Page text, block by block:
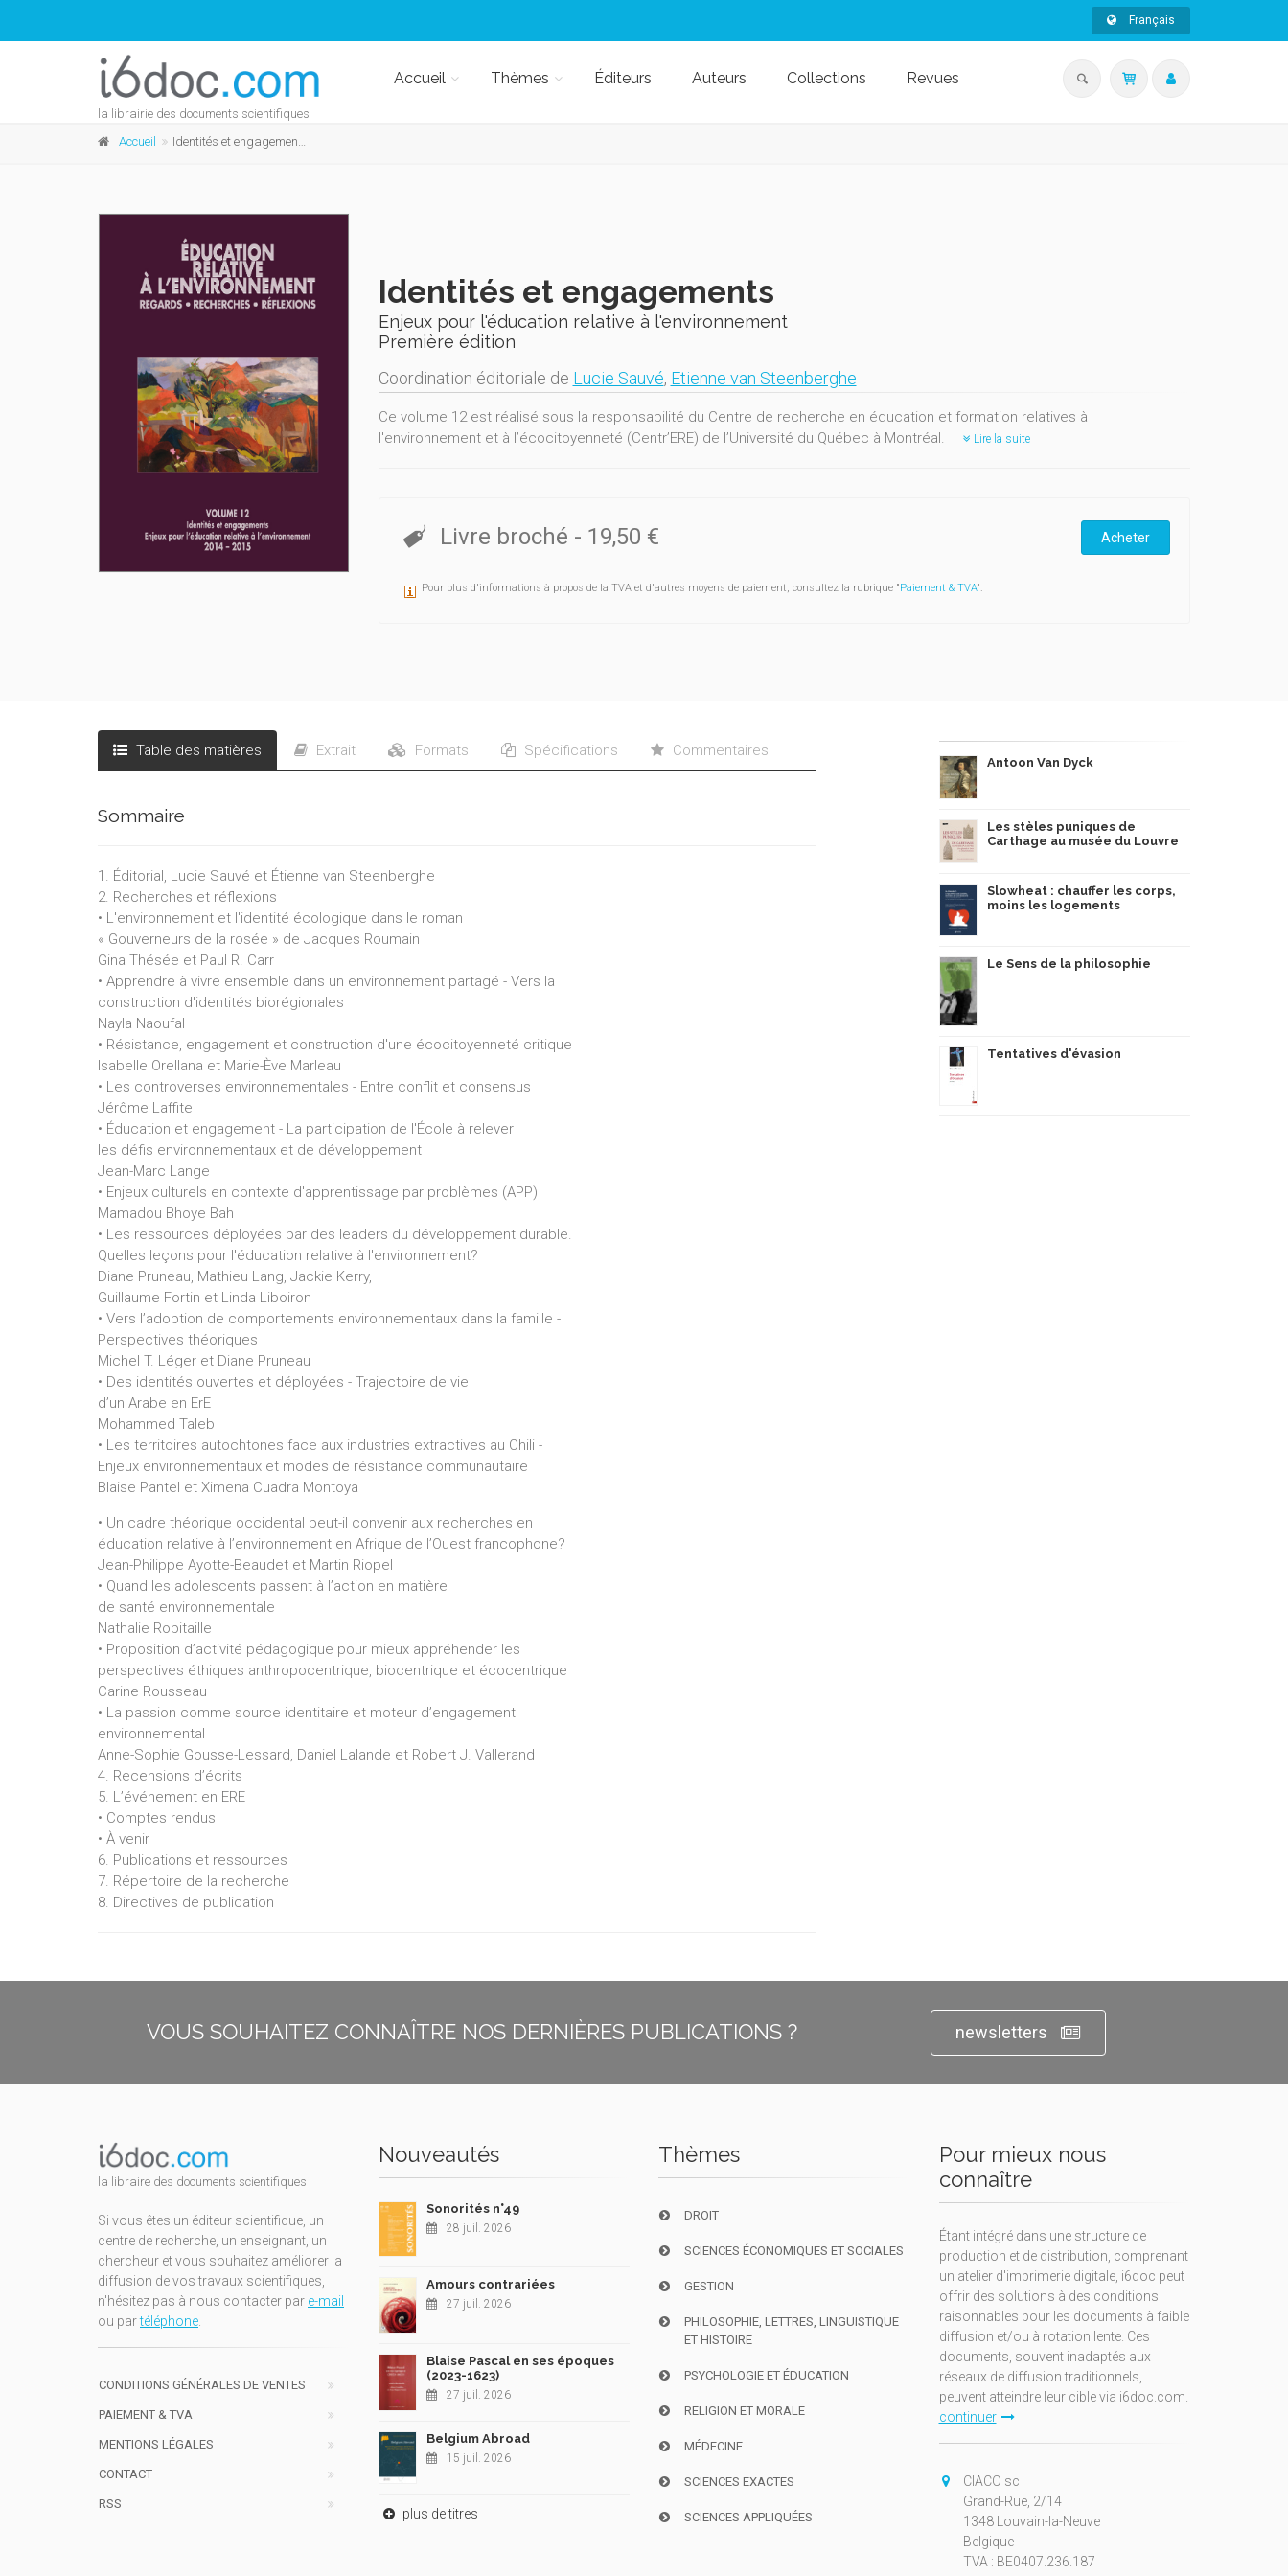
Français
la librairie des documents scientifiques
Accueil Thèmes Éditeurs Auteurs Collections Revues
Accueil Identités et engagements
Identités et engagements
Enjeux pour l'éducation relative à l'environnement
Première édition
Coordination éditoriale de Lucie Sauvé, Etienne van Steenberghe
Ce volume 12 est réalisé sous la responsabilité du Centre de recherche en éducation et formation relatives à
l'environnement et à l’écocitoyenneté (Centr’ERE) de l’Université du Québec à Montréal.
Lire la suite
Livre broché - 19,50 € Acheter
Pour plus d'informations à propos de la TVA et d'autres moyens de paiement, consultez la rubrique "Paiement & TVA".
Table des matières Extrait Formats Spécifications Commentaires
Sommaire
1. Éditorial, Lucie Sauvé et Étienne van Steenberghe
2. Recherches et réflexions
• L'environnement et l'identité écologique dans le roman
« Gouverneurs de la rosée » de Jacques Roumain
Gina Thésée et Paul R. Carr
• Apprendre à vivre ensemble dans un environnement partagé - Vers la
construction d'identités biorégionales
Nayla Naoufal
• Résistance, engagement et construction d'une écocitoyenneté critique
Isabelle Orellana et Marie-Ève Marleau
• Les controverses environnementales - Entre conflit et consensus
Jérôme Laffite
• Éducation et engagement - La participation de l'École à relever
les défis environnementaux et de développement
Jean-Marc Lange
• Enjeux culturels en contexte d'apprentissage par problèmes (APP)
Mamadou Bhoye Bah
• Les ressources déployées par des leaders du développement durable.
Quelles leçons pour l'éducation relative à l'environnement?
Diane Pruneau, Mathieu Lang, Jackie Kerry,
Guillaume Fortin et Linda Liboiron
• Vers l’adoption de comportements environnementaux dans la famille -
Perspectives théoriques
Michel T. Léger et Diane Pruneau
• Des identités ouvertes et déployées - Trajectoire de vie
d’un Arabe en ErE
Mohammed Taleb
• Les territoires autochtones face aux industries extractives au Chili -
Enjeux environnementaux et modes de résistance communautaire
Blaise Pantel et Ximena Cuadra Montoya
• Un cadre théorique occidental peut-il convenir aux recherches en
éducation relative à l’environnement en Afrique de l’Ouest francophone?
Jean-Philippe Ayotte-Beaudet et Martin Riopel
• Quand les adolescents passent à l’action en matière
de santé environnementale
Nathalie Robitaille
• Proposition d’activité pédagogique pour mieux appréhender les
perspectives éthiques anthropocentrique, biocentrique et écocentrique
Carine Rousseau
• La passion comme source identitaire et moteur d’engagement
environnemental
Anne-Sophie Gousse-Lessard, Daniel Lalande et Robert J. Vallerand
4. Recensions d’écrits
5. L’événement en ERE
• Comptes rendus
• À venir
6. Publications et ressources
7. Répertoire de la recherche
8. Directives de publication
Antoon Van Dyck
Les stèles puniques de
Carthage au musée du Louvre
Slowheat : chauffer les corps,
moins les logements
Le Sens de la philosophie
Tentatives d'évasion
VOUS SOUHAITEZ CONNAÎTRE NOS DERNIÈRES PUBLICATIONS ? newsletters
la libraire des documents scientifiques
Si vous êtes un éditeur scientifique, un
centre de recherche, un enseignant, un
chercheur et vous souhaitez améliorer la
diffusion de vos travaux scientifiques,
n'hésitez pas à nous contacter par e-mail
ou partéléphone.
CONDITIONS GÉNÉRALES DE VENTES
PAIEMENT & TVA
MENTIONS LÉGALES
CONTACT
RSS
Nouveautés
Sonorités n°49
28 juil. 2026
Amours contrariées
27 juil. 2026
Blaise Pascal en ses époques
(2023-1623)
27 juil. 2026
Belgium Abroad
15 juil. 2026
plus de titres
Thèmes
DROIT
SCIENCES ÉCONOMIQUES ET SOCIALES
GESTION
PHILOSOPHIE, LETTRES, LINGUISTIQUE
ET HISTOIRE
PSYCHOLOGIE ET ÉDUCATION
RELIGION ET MORALE
MÉDECINE
SCIENCES EXACTES
SCIENCES APPLIQUÉES
Pour mieux nous
connaître
Étant intégré dans une structure de
production et de distribution, comprenant
un atelier d'imprimerie digitale, i6doc peut
offrir des solutions à des conditions
raisonnables pour les documents à faible
diffusion et/ou à rotation lente. Ces
documents, souvent inadaptés aux
réseaux de diffusion traditionnels,
peuvent atteindre leur cible via i6doc.com.
continuer
CIACO sc
Grand-Rue, 2/14
1348 Louvain-la-Neuve
Belgique
TVA : BE0407.236.187